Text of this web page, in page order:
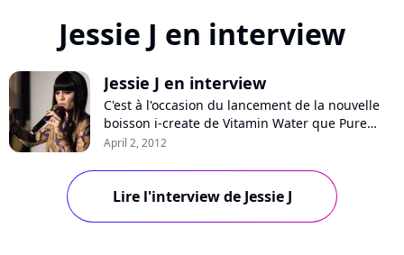
Jessie J en interview
Jessie J en interview
C'est à l'occasion du lancement de la nouvelle
boisson i-create de Vitamin Water que Pure
Charts a rencontré Jessie J en fin de semaine
soufflé ses 24 bougies il y a moins d'une
semaine, est la nouvelle ambassadrice de la
marque et a participé à la soirée de...
April 2, 2012
Lire l'interview de Jessie J